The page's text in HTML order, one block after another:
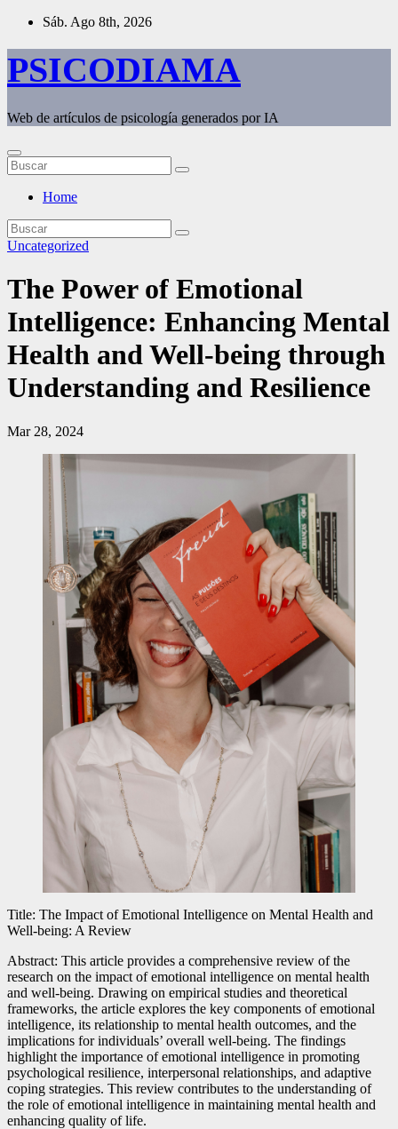
Saltar
contenido
Sáb. Ago 8th, 2026
PSICODIAMA
Web de artículos de psicología generados por IA
Home
Uncategorized
The Power of Emotional
Intelligence: Enhancing Mental
Health and Well-being through
Understanding and Resilience
Mar 28, 2024
Title: The Impact of Emotional Intelligence on Mental Health and
Well-being: A Review
Abstract: This article provides a comprehensive review of the
research on the impact of emotional intelligence on mental health
and well-being. Drawing on empirical studies and theoretical
frameworks, the article explores the key components of emotional
intelligence, its relationship to mental health outcomes, and the
implications for individuals’ overall well-being. The findings
highlight the importance of emotional intelligence in promoting
psychological resilience, interpersonal relationships, and adaptive
coping strategies. This review contributes to the understanding of
the role of emotional intelligence in maintaining mental health and
enhancing quality of life.